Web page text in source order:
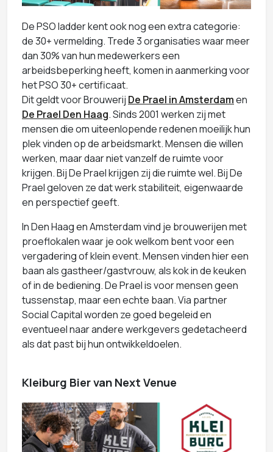
De PSO ladder kent ook nog een extra categorie:
de 30+ vermelding. Trede 3 organisaties waar meer
dan 30% van hun medewerkers een
arbeidsbeperking heeft, komen in aanmerking voor
het PSO 30+ certificaat.
Dit geldt voor Brouwerij De Prael in Amsterdamen
De Prael Den Haag. Sinds 2001 werken zij met
mensen die om uiteenlopende redenen moeilijk hun
plek vinden op de arbeidsmarkt. Mensen die willen
werken, maar daar niet vanzelf de ruimte voor
krijgen. Bij De Prael krijgen zij die ruimte wel. Bij De
Prael geloven ze dat werk stabiliteit, eigenwaarde
en perspectief geeft.
In Den Haag en Amsterdam vind je brouwerijen met
proeflokalen waar je ook welkom bent voor een
vergadering of klein event. Mensen vinden hier een
baan als gastheer/gastvrouw, als kok in de keuken
of in de bediening. De Prael is voor mensen geen
tussenstap, maar een echte baan. Via partner
Social Capital worden ze goed begeleid en
eventueel naar andere werkgevers gedetacheerd
als dat past bij hun ontwikkeldoelen.
Kleiburg Bier van Next Venue